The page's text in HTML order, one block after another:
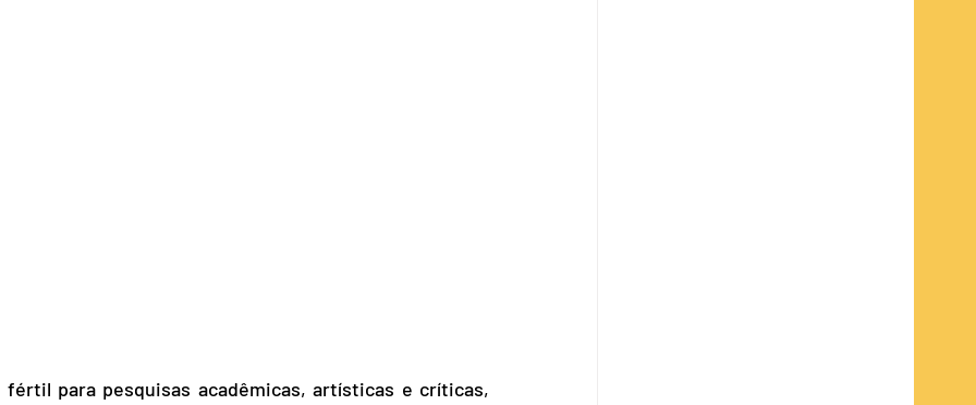
fértil para pesquisas acadêmicas, artísticas e críticas,